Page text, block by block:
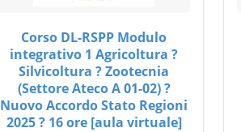
Corso DL-RSPP Modulo
integrativo 1 Agricoltura ?
Silvicoltura ? Zootecnia
(Settore Ateco A 01-02) ?
Nuovo Accordo Stato Regioni
2025 ? 16 ore [aula virtuale]